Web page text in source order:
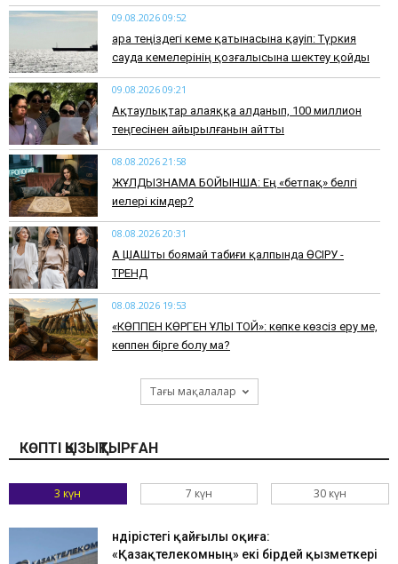
09.08.2026 09:52
Қара теңіздегі кеме қатынасына қауіп: Түркия
сауда кемелерінің қозғалысына шектеу қойды
09.08.2026 09:21
Ақтаулықтар алаяққа алданып, 100 миллион
теңгесінен айырылғанын айтты
08.08.2026 21:58
ЖҰЛДЫЗНАМА БОЙЫНША: Ең «бетпақ» белгі
иелері кімдер?
08.08.2026 20:31
АҚ ШАШты боямай табиғи қалпында ӨСІРУ -
ТРЕНД
08.08.2026 19:53
​«КӨППЕН КӨРГЕН ҰЛЫ ТОЙ»: көпке көзсіз еру ме,
көппен бірге болу ма?
Тағы мақалалар
КӨПТІ ҚЫЗЫҚТЫРҒАН
3 күн 7 күн 30 күн
Өндірістегі қайғылы оқиға:
«Қазақтелекомның» екі бірдей қызметкері